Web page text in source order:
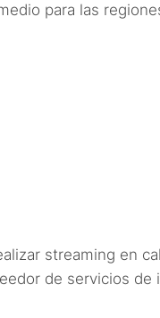
para las
streaming en
de servicios de